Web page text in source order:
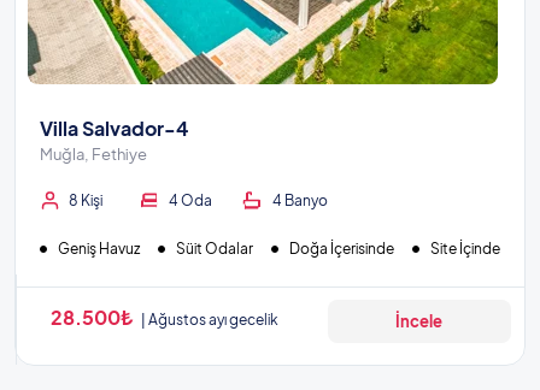
Villa Salvador-4
Muğla, Fethiye
8 Kişi 4 Oda 4 Banyo
Geniş Havuz Süit Odalar Doğa İçerisinde Site İçinde
28.500₺ Ağustos ayı gecelik İncele